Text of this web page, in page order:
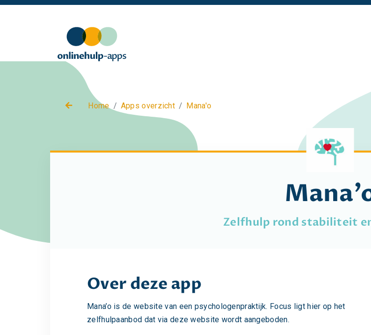
Home Apps overzicht Mana'o
Zelfhulp rond stabiliteit
Over deze app
Mana’o is de website van een psychologenpraktijk. Focus ligt hier op het
zelfhulpaanbod dat via deze website wordt aangeboden.